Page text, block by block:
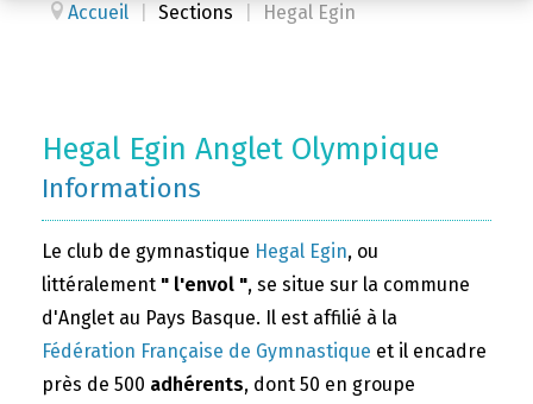
Accueil Sections Hegal Egin
Hegal Egin Anglet Olympique
Informations
Le club de gymnastique Hegal Egin, ou
littéralement " l'envol ", se situe sur la commune
d'Anglet au Pays Basque. Il est affilié à la
Fédération Française de Gymnastique et il encadre
près de 500 adhérents, dont 50 en groupe